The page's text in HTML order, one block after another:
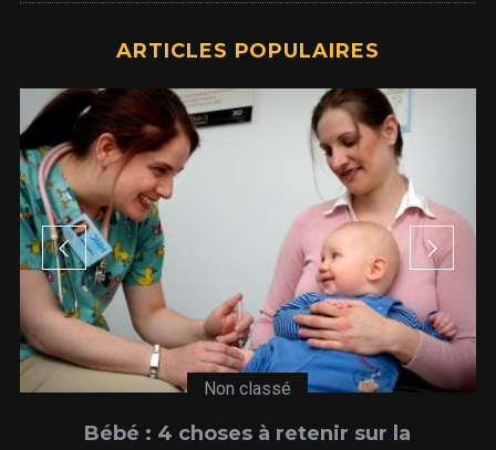
ARTICLES POPULAIRES
Non classé
Bébé : 4 choses à retenir sur la